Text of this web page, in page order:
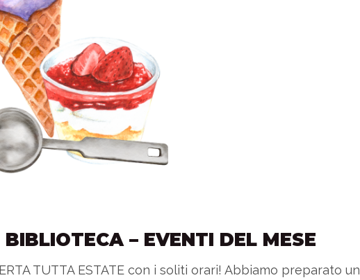
– EVENTI DEL MESE
TUTTA ESTATE con i soliti orari! Abbiamo preparato un